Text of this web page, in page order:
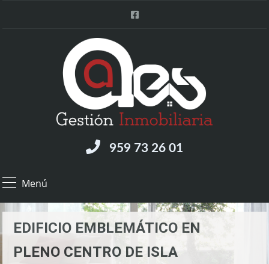
959 73 26 01
Menú
EDIFICIO EMBLEMÁTICO EN
PLENO CENTRO DE ISLA